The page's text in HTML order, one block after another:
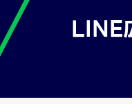
LINE